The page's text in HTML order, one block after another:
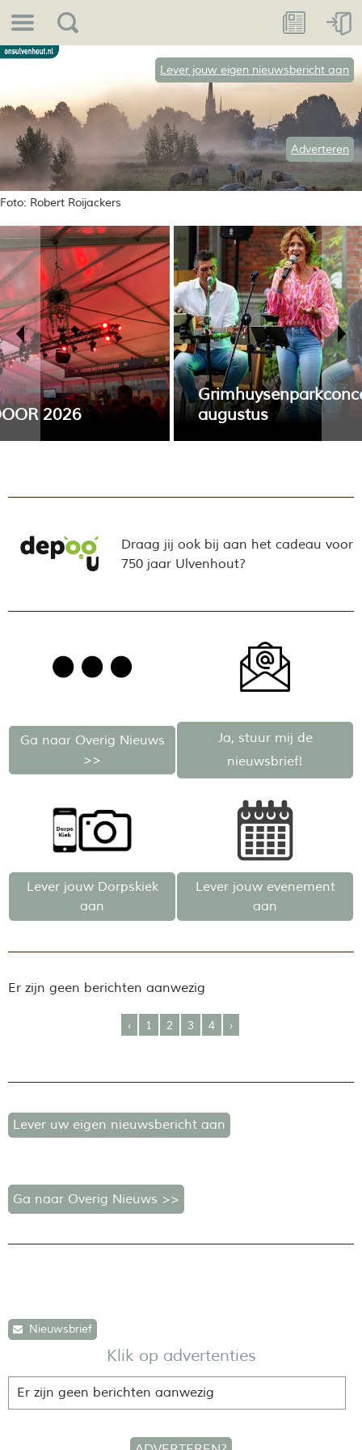
Foto: Robert Roijackers
Lever jouw eigen nieuwsbericht aan
Adverteren
Grimhuysenparkconcert 13
augustus
Draag jij ook bij aan het cadeau voor
750 jaar Ulvenhout?
Ga naar Overig Nieuws
>>
Ja, stuur mij de
nieuwsbrief!
Lever jouw Dorpskiek
aan
Lever jouw evenement
aan
Er zijn geen berichten aanwezig
‹ 1 2 3 4 ›
Lever uw eigen nieuwsbericht aan
Ga naar Overig Nieuws >>
Nieuwsbrief
Klik op advertenties
Er zijn geen berichten aanwezig